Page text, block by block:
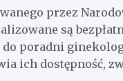
przez
są
poradni
ich dostępność,